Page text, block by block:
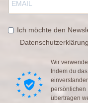
Ich möchte den
Wir
Indem du
persönlichen
übertragen